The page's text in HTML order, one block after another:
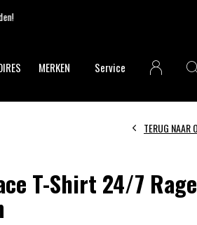
MERKEN Service
T-Shirt 24/7
TERUG NAAR